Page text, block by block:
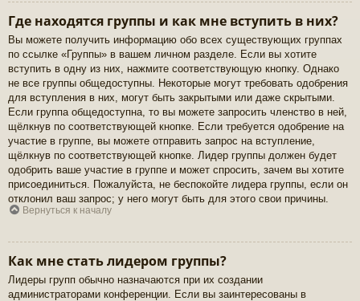
Где находятся группы и как мне вступить в них?
Вы можете получить информацию обо всех существующих группах
по ссылке «Группы» в вашем личном разделе. Если вы хотите
вступить в одну из них, нажмите соответствующую кнопку. Однако
не все группы общедоступны. Некоторые могут требовать одобрения
для вступления в них, могут быть закрытыми или даже скрытыми.
Если группа общедоступна, то вы можете запросить членство в ней,
щёлкнув по соответствующей кнопке. Если требуется одобрение на
участие в группе, вы можете отправить запрос на вступление,
щёлкнув по соответствующей кнопке. Лидер группы должен будет
одобрить ваше участие в группе и может спросить, зачем вы хотите
присоединиться. Пожалуйста, не беспокойте лидера группы, если он
отклонил ваш запрос; у него могут быть для этого свои причины.
Вернуться к началу
Как мне стать лидером группы?
Лидеры групп обычно назначаются при их создании
администраторами конференции. Если вы заинтересованы в